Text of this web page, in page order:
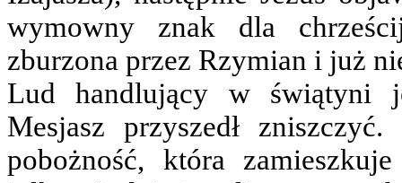
wymowny znak dla
zburzona przez Rzymian i już
Lud handlujący w świątyni
Mesjasz przyszedł
pobożność, która